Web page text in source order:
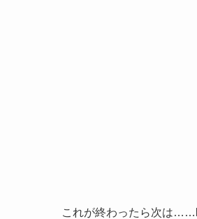
これが終わったら次は……